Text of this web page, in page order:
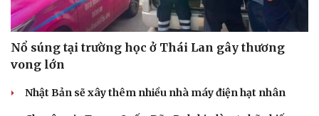
Nổ súng tại trường học ở Thái Lan gây thương
vong lớn
Nhật Bản sẽ xây thêm nhiều nhà máy điện hạt nhân